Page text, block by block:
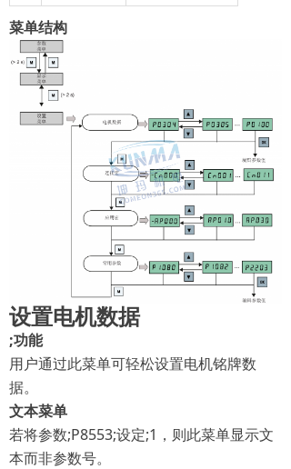
菜单结构
设置电机数据
;功能
用户通过此菜单可轻松设置电机铭牌数
据。
文本菜单
若将参数;P8553;设定;1，则此菜单显示文
本而非参数号。